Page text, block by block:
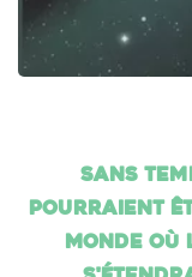
Sans
pourraient
monde où